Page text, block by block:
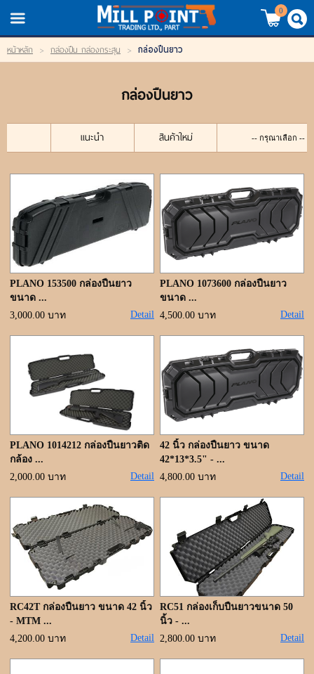
TH/EN
LOGIN REGISTER
My Wishlist
สินค้า
แบรนด์
สินค้าลดราคา
เข้าสู่ระบบ
ขั้นตอนการสั่งซื้อ
แจ้งชำระเงิน
ค้นหาสินค้า
0
หน้าหลัก > กล่องปืน กล่องกระสุน > กล่องปืนยาว
กล่องปืนยาว
แนะนำ สินค้าใหม่
PLANO 153500 กล่องปืนยาว
ขนาด ...
3,000.00 บาท
Detail
PLANO 1073600 กล่องปืนยาว
ขนาด ...
4,500.00 บาท
Detail
PLANO 1014212 กล่องปืนยาวติด
กล้อง ...
2,000.00 บาท
Detail
42 นิ้ว กล่องปืนยาว ขนาด
42*13*3.5" - ...
4,800.00 บาท
Detail
RC42T กล่องปืนยาว ขนาด 42 นิ้ว
- MTM ...
4,200.00 บาท
Detail
RC51 กล่องเก็บปืนยาวขนาด 50
นิ้ว - ...
2,800.00 บาท
Detail